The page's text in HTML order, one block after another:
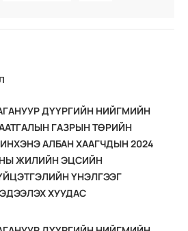
ДҮҮРГИЙН НИЙГМИЙН
ГАЗРЫН ТӨРИЙН
АЛБАН ХААГЧДЫН 2024
ЖИЛИЙН ЭЦСИЙН
ҮНЭЛГЭЭГ
ХУУДАС